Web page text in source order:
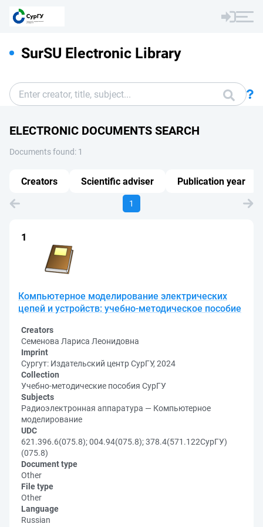
SurSU Electronic Library
ELECTRONIC DOCUMENTS SEARCH
Documents found: 1
1
Компьютерное моделирование электрических
цепей и устройств: учебно-методическое пособие
Creators
Семенова Лариса Леонидовна
Imprint
Сургут: Издательский центр СурГУ, 2024
Collection
Учебно-методические пособия СурГУ
Subjects
Радиоэлектронная аппаратура — Компьютерное
моделирование
UDC
621.396.6(075.8); 004.94(075.8); 378.4(571.122СурГУ)
(075.8)
Document type
Other
File type
Other
Language
Russian
Creators Scientific adviser Publication year